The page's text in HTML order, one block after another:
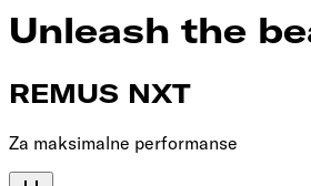
Unleash the
REMUS NXT
Za maksimalne performanse